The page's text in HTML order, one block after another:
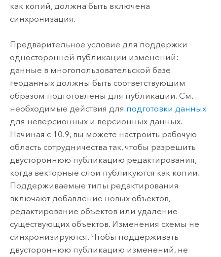
как копий, должна быть включена
синхронизация.
Предварительное условие для поддержки
односторонней публикации изменений:
данные в многопользовательской базе
геоданных должны быть соответствующим
образом подготовлены для публикации. См.
необходимые действия для подготовки данных
для неверсионных и версионных данных.
Начиная с 10.9, вы можете настроить рабочую
область сотрудничества так, чтобы разрешить
двустороннюю публикацию редактирования,
когда векторные слои публикуются как копии.
Поддерживаемые типы редактирования
включают добавление новых объектов,
редактирование объектов или удаление
существующих объектов. Изменения схемы не
синхронизируются. Чтобы поддерживать
двустороннюю публикацию изменений, не